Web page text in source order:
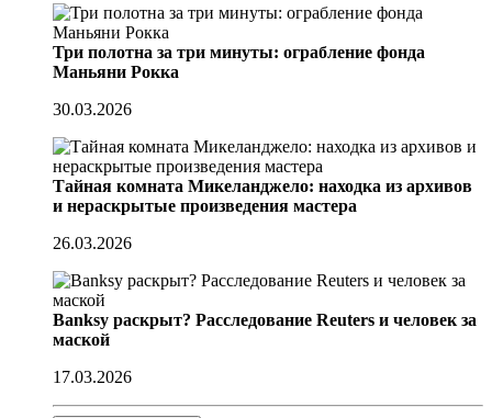
Три полотна за три минуты: ограбление фонда
Маньяни Рокка
30.03.2026
Тайная комната Микеланджело: находка из архивов
и нераскрытые произведения мастера
26.03.2026
Banksy раскрыт? Расследование Reuters и человек за
маской
17.03.2026